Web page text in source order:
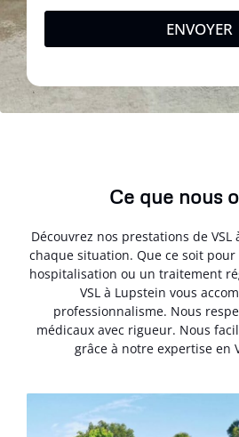
ENVOYER
Ce que nous
Découvrez nos prestations de
chaque situation. Que ce soit
hospitalisation ou un traitement
VSL à Lupstein vous
professionnalisme. Nous
médicaux avec rigueur. Nous
grâce à notre expertise en